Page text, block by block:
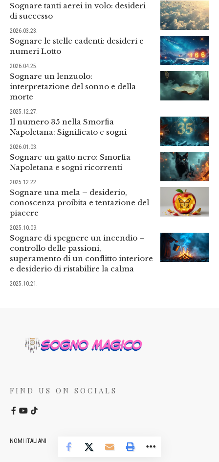
Sognare tanti aerei in volo: desideri
di successo
2026.03.23.
Sognare le stelle cadenti: desideri e
numeri Lotto
2026.04.25.
Sognare un lenzuolo:
interpretazione del sonno e della
morte
2025.12.27.
Il numero 35 nella Smorfia
Napoletana: Significato e sogni
2026.01.03.
Sognare un gatto nero: Smorfia
Napoletana e sogni ricorrenti
2025.12.22.
Sognare una mela – desiderio,
conoscenza proibita e tentazione del
piacere
2025.10.09.
Sognare di spegnere un incendio –
controllo delle passioni,
superamento di un conflitto interiore
e desiderio di ristabilire la calma
2025.10.21.
FIND US ON SOCIALS
NOMI ITALIANI